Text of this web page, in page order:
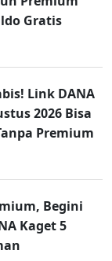
Gratis
Link DANA
2026 Bisa
Premium
Begini
Kaget 5